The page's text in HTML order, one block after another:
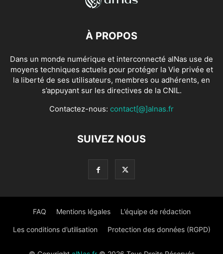
À PROPOS
Dans un monde numérique et interconnecté alNas use de
moyens techniques actuels pour protéger la Vie privée et
la liberté de ses utilisateurs, membres ou adhérents, en
s’appuyant sur les directives de la CNIL.
Contactez-nous: contact[@]alnas.fr
SUIVEZ NOUS
FAQ Mentions légales L’équipe de rédaction
Les conditions d’utilisation Protection des données (RGPD)